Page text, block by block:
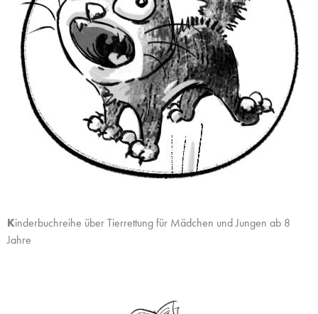
Kinderbuchreihe über Tierrettung für Mädchen und Jungen ab 8
Jahre